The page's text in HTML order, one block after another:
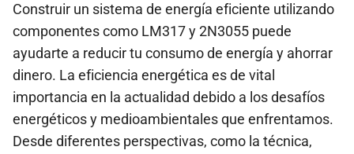
Construir un sistema de energía eficiente utilizando
componentes como LM317 y 2N3055 puede
ayudarte a reducir tu consumo de energía y ahorrar
dinero. La eficiencia energética es de vital
importancia en la actualidad debido a los desafíos
energéticos y medioambientales que enfrentamos.
Desde diferentes perspectivas, como la técnica,